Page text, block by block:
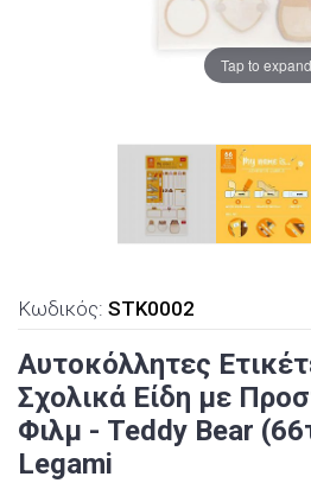
Tap to expand
Κωδικός: STK0002
Αυτοκόλλητες
Σχολικά Είδη με
Φιλμ - Teddy Bear
Legami